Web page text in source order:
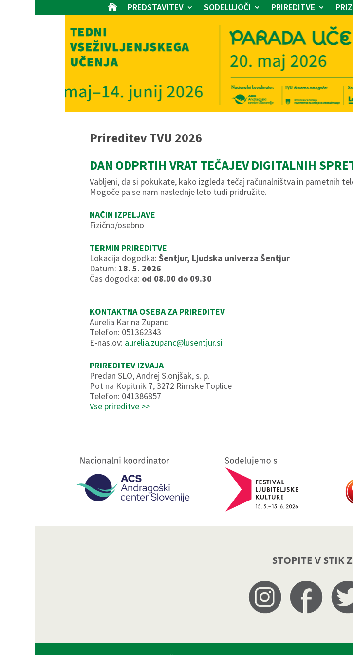
 PREDSTAVITEV SODELUJOČI PRIREDITVE
Prireditev TVU 2026
DAN ODPRTIH VRAT TEČAJEV DIGITALNIH
Vabljeni, da si pokukate, kako izgleda tečaj računalništva in pametnih
Mogoče pa se nam naslednje leto tudi pridružite.
NAČIN IZPELJAVE
Fizično/osebno
TERMIN PRIREDITVE
Lokacija dogodka:Šentjur, Ljudska univerza Šentjur
Datum: 18. 5. 2026
Čas dogodka: od 08.00 do 09.30
KONTAKTNA OSEBA ZA PRIREDITEV
Aurelia Karina Zupanc
Telefon: 051362343
E-naslov: aurelia.zupanc@lusentjur.si
PRIREDITEV IZVAJA
Predan SLO, Andrej Slonjšak, s. p.
Pot na Kopitnik 7, 3272 Rimske Toplice
Telefon: 041386857
Vse prireditve >>
STOPITE V STIK